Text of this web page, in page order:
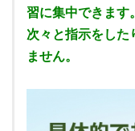
習に集中できます。
次々と指示をした
ません。